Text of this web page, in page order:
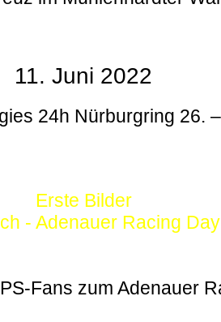
11. Juni 2022
24h Nürburgring 26.
Erste Bilder
- Adenauer Racing Day
Fans zum Adenauer